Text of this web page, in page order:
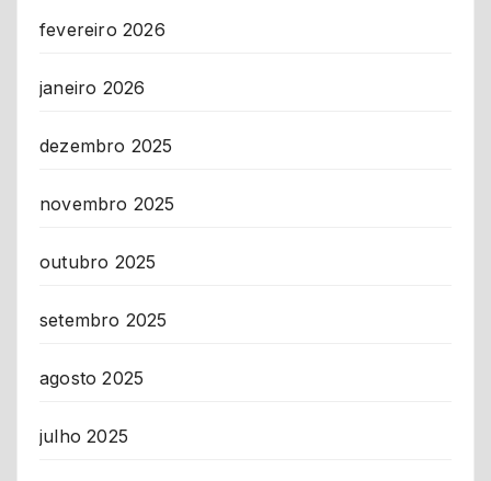
fevereiro 2026
janeiro 2026
dezembro 2025
novembro 2025
outubro 2025
setembro 2025
agosto 2025
julho 2025